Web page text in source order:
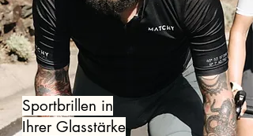
Sportbrillen in
Ihrer Glasstärke